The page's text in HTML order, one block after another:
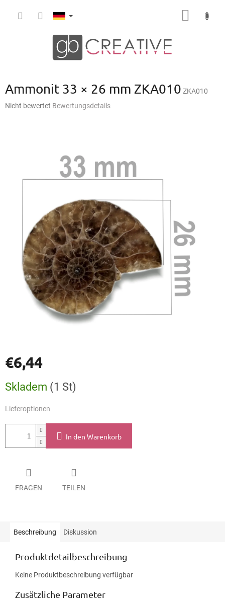
Ammonit 33 × 26 mm ZKA010 ZKA010
Die
Nicht bewertet Bewertungsdetails
€6,44
Skladem (1 St)
Lieferoptionen
In den Warenkorb
FRAGEN TEILEN
Beschreibung Diskussion
Produktdetailbeschreibung
Keine Produktbeschreibung verfügbar
Zusätzliche Parameter